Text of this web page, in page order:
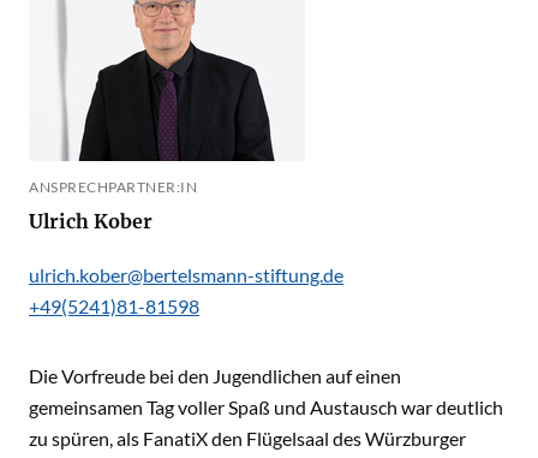
ANSPRECHPARTNER:IN
Ulrich Kober
ulrich.kober@bertelsmann-stiftung.de
+49(5241)81-81598
Die Vorfreude bei den Jugendlichen auf einen
gemeinsamen Tag voller Spaß und Austausch war deutlich
zu spüren, als FanatiX den Flügelsaal des Würzburger